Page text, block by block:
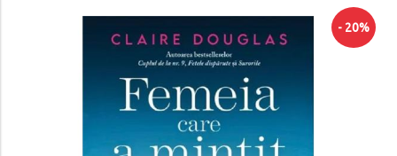
- 20%